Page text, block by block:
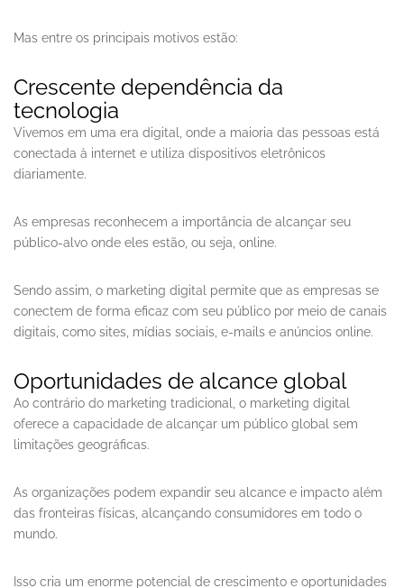
Mas entre os principais motivos estão:
Crescente dependência da
tecnologia
Vivemos em uma era digital, onde a maioria das pessoas está
conectada à internet e utiliza dispositivos eletrônicos
diariamente.
As empresas reconhecem a importância de alcançar seu
público-alvo onde eles estão, ou seja, online.
Sendo assim, o marketing digital permite que as empresas se
conectem de forma eficaz com seu público por meio de canais
digitais, como sites, mídias sociais, e-mails e anúncios online.
Oportunidades de alcance global
Ao contrário do marketing tradicional, o marketing digital
oferece a capacidade de alcançar um público global sem
limitações geográficas.
As organizações podem expandir seu alcance e impacto além
das fronteiras físicas, alcançando consumidores em todo o
mundo.
Isso cria um enorme potencial de crescimento e oportunidades